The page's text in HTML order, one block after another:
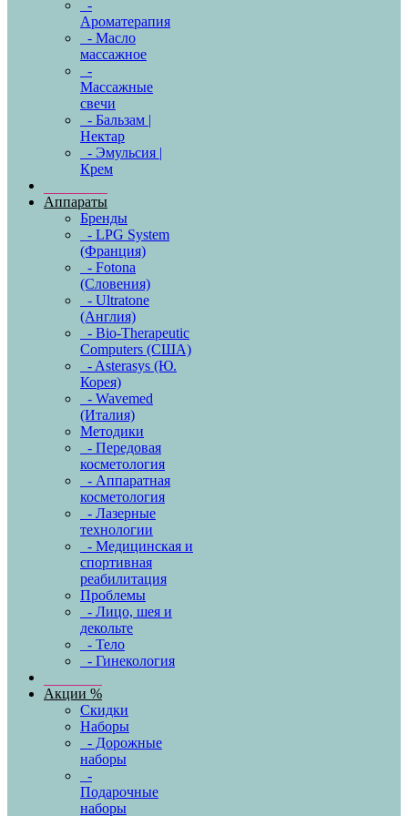
-
Ароматерапия
- Масло
массажное
-
Массажные
свечи
- Бальзам |
Нектар
- Эмульсия |
Крем
Аппараты
Бренды
- LPG System
(Франция)
- Fotona
(Словения)
- Ultratone
(Англия)
- Bio-Therapeutic
Computers (США)
- Asterasys (Ю.
Корея)
- Wavemed
(Италия)
Методики
- Передовая
косметология
- Аппаратная
косметология
- Лазерные
технологии
- Медицинская и
спортивная
реабилитация
Проблемы
- Лицо, шея и
декольте
- Тело
- Гинекология
Акции %
Скидки
Наборы
- Дорожные
наборы
-
Подарочные
наборы